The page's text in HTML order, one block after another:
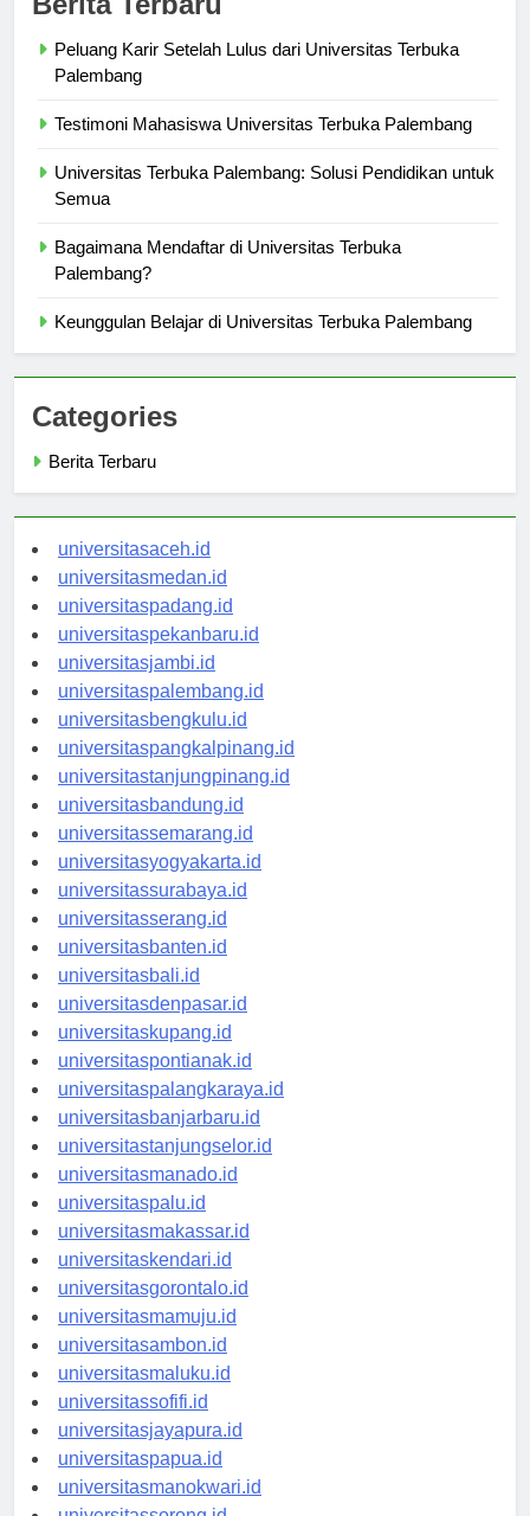
Peluang Karir Setelah Lulus dari Universitas Terbuka
Universitas Terbuka Palembang: Solusi Pendidikan untuk
Bagaimana Mendaftar di Universitas Terbuka
Categories
universitasaceh.id
universitasmedan.id
universitaspadang.id
universitaspekanbaru.id
universitasjambi.id
universitaspalembang.id
universitasbengkulu.id
universitaspangkalpinang.id
universitastanjungpinang.id
universitasbandung.id
universitassemarang.id
universitasyogyakarta.id
universitassurabaya.id
universitasserang.id
universitasbanten.id
universitasbali.id
universitasdenpasar.id
universitaskupang.id
universitaspontianak.id
universitaspalangkaraya.id
universitasbanjarbaru.id
universitastanjungselor.id
universitasmanado.id
universitaspalu.id
universitasmakassar.id
universitaskendari.id
universitasgorontalo.id
universitasmamuju.id
universitasambon.id
universitasmaluku.id
universitassofifi.id
universitasjayapura.id
universitaspapua.id
universitasmanokwari.id